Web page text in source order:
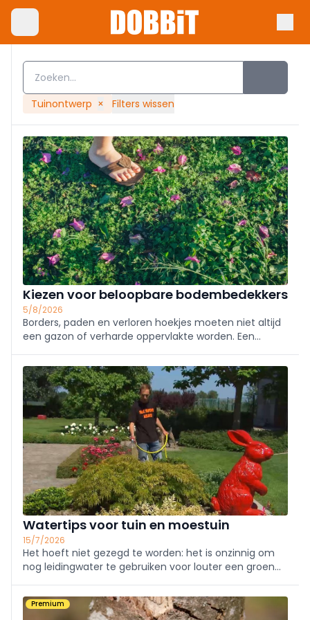
Tuinontwerp × Filters wissen
Kiezen voor beloopbare bodembedekkers
5/8/2026
Borders, paden en verloren hoekjes moeten niet altijd
een gazon of verharde oppervlakte worden. Een
beloopbare bodembedekker te gebruiken. Welke je
kan toepassen en wanneer precies, leggen we je
graag uit.
Watertips voor tuin en moestuin
15/7/2026
Het hoeft niet gezegd te worden: het is onzinnig om
nog leidingwater te gebruiken voor louter een groen
tuinbewatering houdt dus in dat je kijkt voor een
systeem om regenwater op te vangen.
Premium